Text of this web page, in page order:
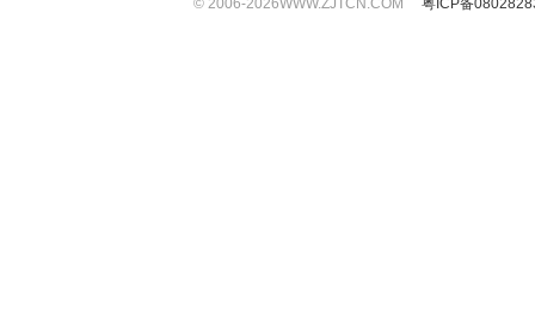
© 2006-2026WWW.ZJTCN.COM 粤ICP备